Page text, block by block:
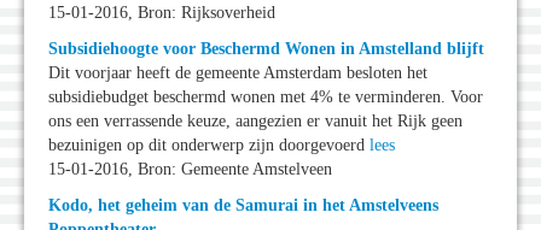
15-01-2016, Bron: Rijksoverheid
Subsidiehoogte voor Beschermd Wonen in Amstelland blijft
Dit voorjaar heeft de gemeente Amsterdam besloten het
subsidiebudget beschermd wonen met 4% te verminderen. Voor
ons een verrassende keuze, aangezien er vanuit het Rijk geen
bezuinigen op dit onderwerp zijn doorgevoerd lees
15-01-2016, Bron: Gemeente Amstelveen
Kodo, het geheim van de Samurai in het Amstelveens